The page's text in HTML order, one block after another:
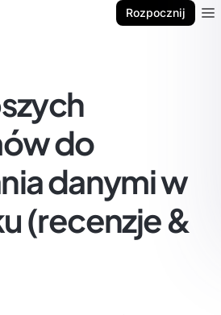
Rozpocznij
do
danymi w
(recenzje &